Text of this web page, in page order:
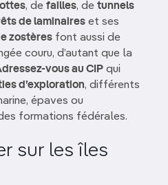
, de failles, de tunnels
de laminaires et ses
zostères font aussi de
couru, d’autant que la
vous au CIP qui
d’exploration, différents
épaves ou
formations fédérales.
sur les îles